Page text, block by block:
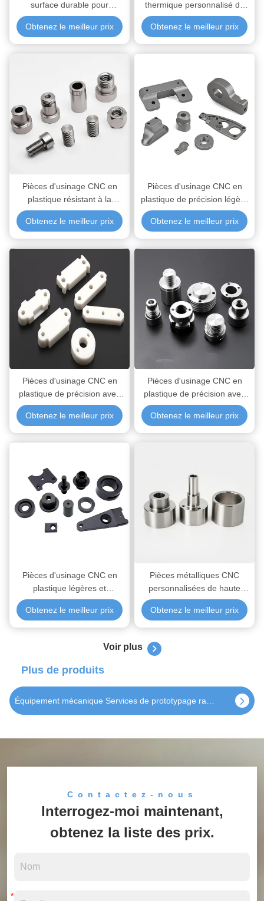
surface durable pour
applications industrielles
offrant résistance à la
corrosion et longévité accrue
des matériaux
Obtenez le meilleur prix
thermique personnalisé de
trempe, revenu et recuit pour
une performance améliorée
des matériaux
Obtenez le meilleur prix
Pièces d'usinage CNC en
plastique résistant à la
corrosion, légères et de
haute précision, destinées
aux applications
aérospatiales et médicales
Obtenez le meilleur prix
Pièces d'usinage CNC en
plastique de précision légère
fabriquées sur mesure pour
l'automobile et la robotique
Obtenez le meilleur prix
Pièces d'usinage CNC en
plastique de précision avec
façonnage de surface
complexe et usinage de trous
fins
Obtenez le meilleur prix
Pièces d'usinage CNC en
plastique de précision avec
une tolérance de ±0,01 mm
et une finition de surface de
Ra 0,8 μm pour les
applications industrielles
Obtenez le meilleur prix
Pièces d'usinage CNC en
plastique légères et
personnalisables, de
précision, destinées aux
applications industrielles
Obtenez le meilleur prix
Pièces métalliques CNC
personnalisées de haute
précision avec des
conceptions personnalisables
pour les applications
Obtenez le meilleur prix
Voir plus
Plus de produits
Services de prototypage rapide CNC de précision Tolérance personnalisée Différents choix de finition
Contactez-nous
Interrogez-moi maintenant,
obtenez la liste des prix.